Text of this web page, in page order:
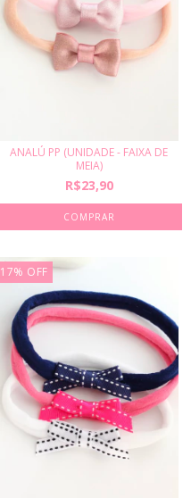
ANALÚ PP (UNIDADE - FAIXA DE
MEIA)
R$23,90
COMPRAR
17% OFF